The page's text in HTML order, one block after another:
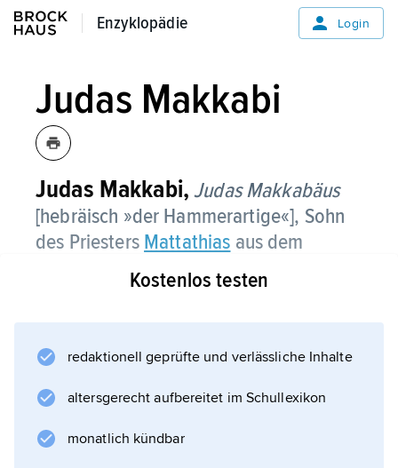
Enzyklopädie
Enzyklopädie Login
Judas Makkabi
Judas Makkabi, Judas Makkabäus
[hebräisch »der Hammerartige«], Sohn
des Priesters Mattathias aus dem
Geschlecht der Hasmonäer.
Juden
und deren Protektoren, den
Seleukidenherrscher
Antiochos IV. Epiphanes
Kostenlos testen
redaktionell geprüfte und verlässliche Inhalte
altersgerecht aufbereitet im Schullexikon
monatlich kündbar